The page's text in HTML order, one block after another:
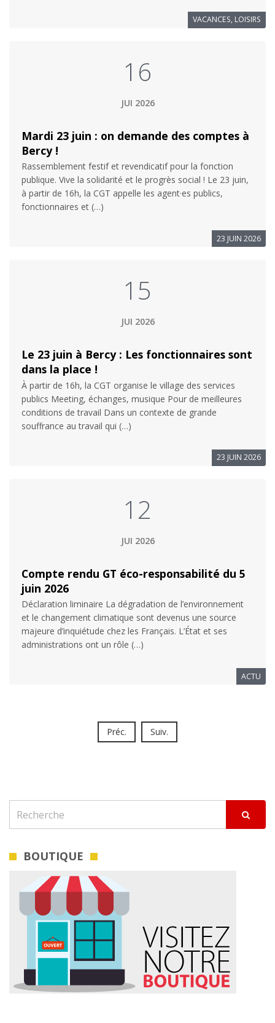
VACANCES, LOISIRS
23 JUIN 2026
16
JUI 2026
Mardi 23 juin : on demande des comptes à
Bercy !
Rassemblement festif et revendicatif pour la fonction
publique. Vive la solidarité et le progrès social ! Le 23 juin,
à partir de 16h, la CGT appelle les agent·es publics,
fonctionnaires et (…)
23 JUIN 2026
15
JUI 2026
Le 23 juin à Bercy : Les fonctionnaires sont
dans la place !
À partir de 16h, la CGT organise le village des services
publics Meeting, échanges, musique Pour de meilleures
conditions de travail Dans un contexte de grande
souffrance au travail qui (…)
ACTU
12
JUI 2026
Compte rendu GT éco-responsabilité du 5
juin 2026
Déclaration liminaire La dégradation de l’environnement
et le changement climatique sont devenus une source
majeure d’inquiétude chez les Français. L’État et ses
administrations ont un rôle (…)
Préc. Suiv.
BOUTIQUE